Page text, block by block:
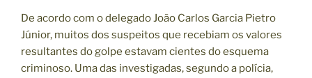
De acordo com o delegado João Carlos Garcia Pietro
Júnior, muitos dos suspeitos que recebiam os valores
resultantes do golpe estavam cientes do esquema
criminoso. Uma das investigadas, segundo a polícia,